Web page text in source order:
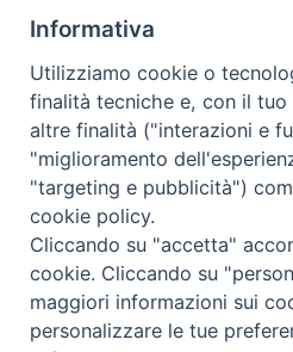
La nostra storia
Statuto
Presidenza e ufficio
Consiglio scientifico
Coordinamento nazionale
Informativa
Utilizziamo cookie o
finalità tecniche e, con il tuo
altre finalità ("interazioni e
"miglioramento
"targeting e pubblicità")
cookie policy.
Cliccando su "accetta"
cookie. Cliccando su
maggiori informazioni sui
personalizzare le tue